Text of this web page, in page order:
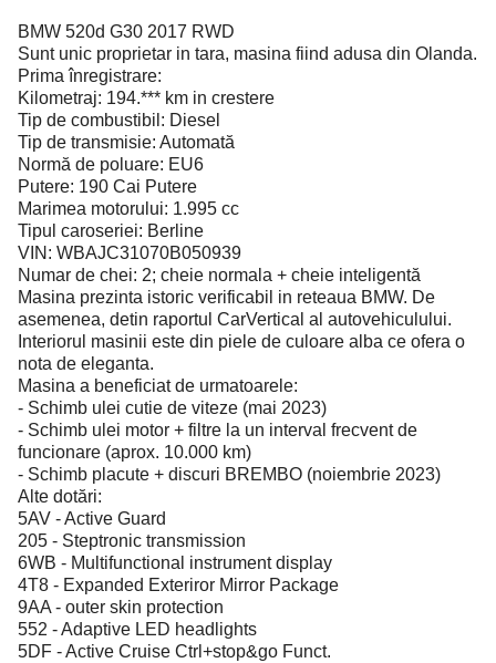
BMW 520d G30 2017 RWD
Sunt unic proprietar in tara, masina fiind adusa din Olanda.
Prima înregistrare:
Kilometraj: 194.*** km in crestere
Tip de combustibil: Diesel
Tip de transmisie: Automată
Normă de poluare: EU6
Putere: 190 Cai Putere
Marimea motorului: 1.995 cc
Tipul caroseriei: Berline
VIN: WBAJC31070B050939
Numar de chei: 2; cheie normala + cheie inteligentă
Masina prezinta istoric verificabil in reteaua BMW. De
asemenea, detin raportul CarVertical al autovehiculului.
Interiorul masinii este din piele de culoare alba ce ofera o
nota de eleganta.
Masina a beneficiat de urmatoarele:
- Schimb ulei cutie de viteze (mai 2023)
- Schimb ulei motor + filtre la un interval frecvent de
funcionare (aprox. 10.000 km)
- Schimb placute + discuri BREMBO (noiembrie 2023)
Alte dotări:
5AV - Active Guard
205 - Steptronic transmission
6WB - Multifunctional instrument display
4T8 - Expanded Exteriror Mirror Package
9AA - outer skin protection
552 - Adaptive LED headlights
5DF - Active Cruise Ctrl+stop&go Funct.